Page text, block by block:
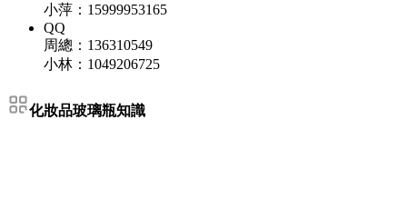
小萍：15999953165
QQ
周總：136310549
小林：1049206725
化妝品玻璃瓶知識